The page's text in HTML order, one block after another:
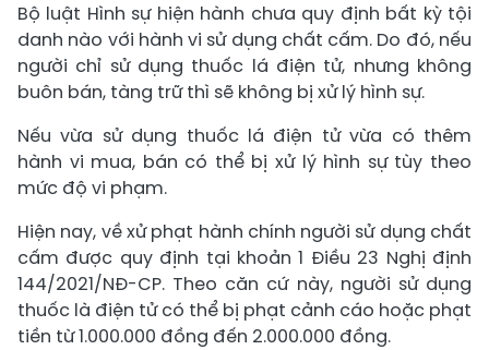
Bộ luật Hình sự hiện hành chưa quy định bất kỳ tội
danh nào với hành vi sử dụng chất cấm. Do đó, nếu
người chỉ sử dụng thuốc lá điện tử, nhưng không
buôn bán, tàng trữ thì sẽ không bị xử lý hình sự.
Nếu vừa sử dụng thuốc lá điện tử vừa có thêm
hành vi mua, bán có thể bị xử lý hình sự tùy theo
mức độ vi phạm.
Hiện nay, về xử phạt hành chính người sử dụng chất
cấm được quy định tại khoản 1 Điều 23 Nghị định
144/2021/NĐ-CP. Theo căn cứ này, người sử dụng
thuốc là điện tử có thể bị phạt cảnh cáo hoặc phạt
tiền từ 1.000.000 đồng đến 2.000.000 đồng.